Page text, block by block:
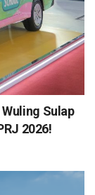
Sulap
2026!